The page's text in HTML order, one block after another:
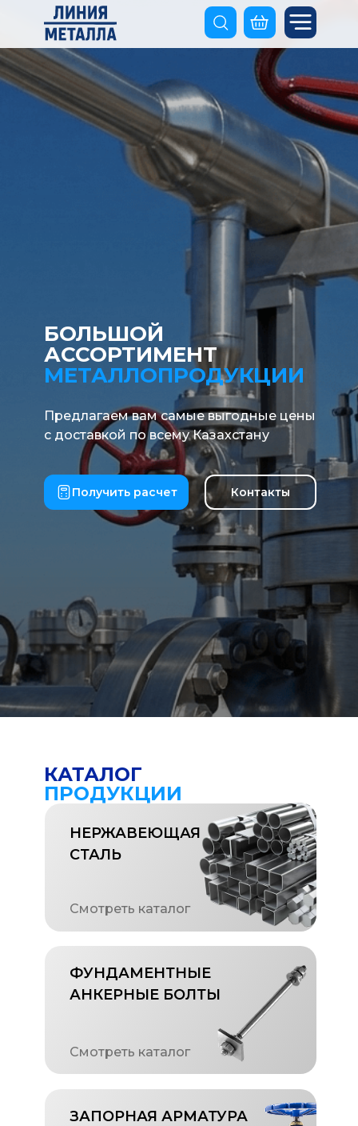
БОЛЬШОЙ
АССОРТИМЕНТ
МЕТАЛЛОПРОДУКЦИИ
Предлагаем вам самые выгодные цены
с доставкой по всему Казахстану
Получить расчет Контакты
КАТАЛОГ
ПРОДУКЦИИ
ЗАПОРНАЯ АРМАТУРА
ФУНДАМЕНТНЫЕ
АНКЕРНЫЕ БОЛТЫ
Смотреть каталог
НЕРЖАВЕЮЩАЯ
СТАЛЬ
Смотреть каталог